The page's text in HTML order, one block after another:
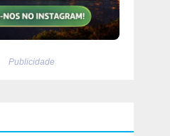
Publicidade